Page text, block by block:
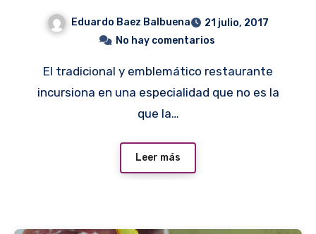
Eduardo Baez Balbuena
21 julio, 2017
No hay comentarios
El tradicional y emblemático restaurante
incursiona en una especialidad que no es la
que la…
Leer más